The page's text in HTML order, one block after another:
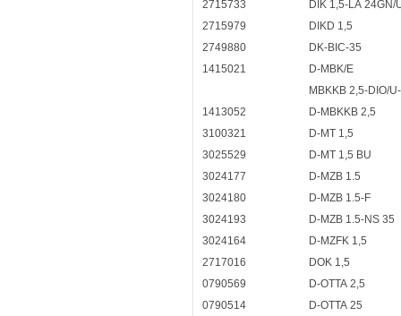
2715733
DIK 1,5-LA 24GN/
2715979
DIKD 1,5
2749880
DK-BIC-35
1415021
D-MBK/E
MBKKB 2,5-DIO/
1413052
D-MBKKB 2,5
3100321
D-MT 1,5
3025529
D-MT 1,5 BU
3024177
D-MZB 1.5
3024180
D-MZB 1.5-F
3024193
D-MZB 1.5-NS 35
3024164
D-MZFK 1,5
2717016
DOK 1,5
0790569
D-OTTA 2,5
0790514
D-OTTA 25